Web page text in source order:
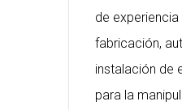
de experiencia
fabricación,
instalación de
para la